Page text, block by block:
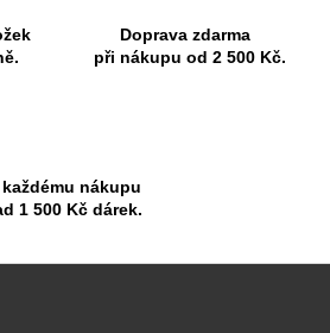
Doprava zdarma
při nákupu od 2 500 Kč.
každému nákupu
1 500 Kč dárek.